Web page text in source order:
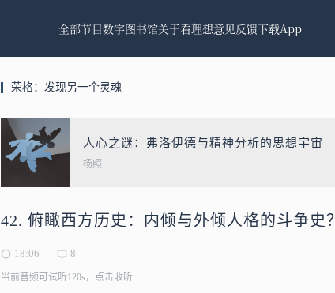
全部节目数字图书馆关于看理想意见反馈下载App
荣格：发现另一个灵魂
人心之谜：弗洛伊德与精神分析的思想宇宙
杨照
42. 俯瞰西方历史：内倾与外倾人格的斗争史？
18:06 8
当前音频可试听120s，点击收听